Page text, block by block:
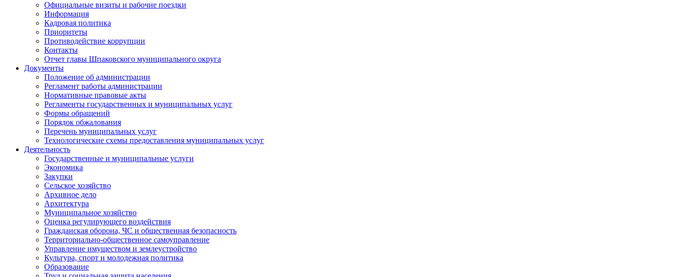
Официальные визиты и рабочие поездки
Информация
Кадровая политика
Приоритеты
Противодействие коррупции
Контакты
Отчет главы Шпаковского муниципального округа
Документы
Положение об администрации
Регламент работы администрации
Нормативные правовые акты
Регламенты государственных и муниципальных услуг
Формы обращений
Порядок обжалования
Перечень муниципальных услуг
Технологические схемы предоставления муниципальных услуг
Деятельность
Государственные и муниципальные услуги
Экономика
Закупки
Сельское хозяйство
Архивное дело
Архитектура
Муниципальное хозяйство
Оценка регулирующего воздействия
Гражданская оборона, ЧС и общественная безопасность
Территориально-общественное самоуправление
Управление имуществом и землеустройство
Культура, спорт и молодежная политика
Образование